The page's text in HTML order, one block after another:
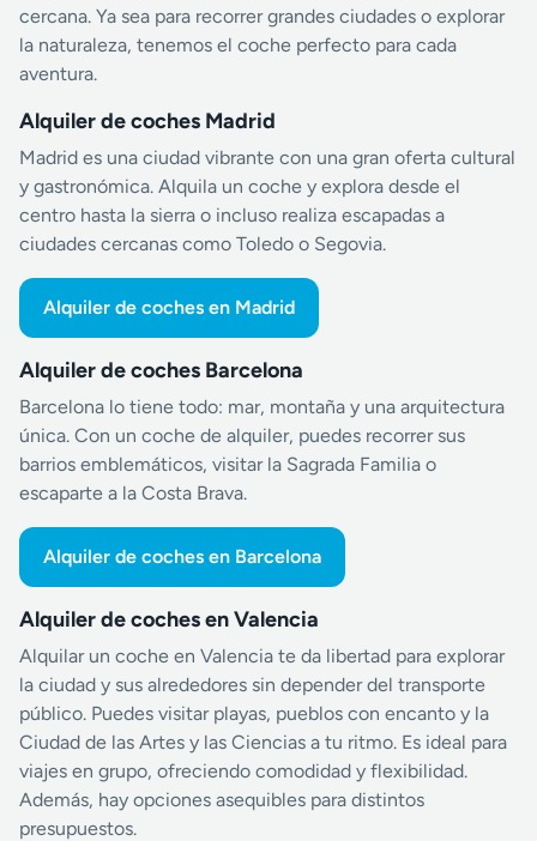
cercana. Ya sea para recorrer grandes ciudades o explorar
la naturaleza, tenemos el coche perfecto para cada
aventura.
Alquiler de coches Madrid
Madrid es una ciudad vibrante con una gran oferta cultural
y gastronómica. Alquila un coche y explora desde el
centro hasta la sierra o incluso realiza escapadas a
ciudades cercanas como Toledo o Segovia.
Alquiler de coches en Madrid
Alquiler de coches Barcelona
Barcelona lo tiene todo: mar, montaña y una arquitectura
única. Con un coche de alquiler, puedes recorrer sus
barrios emblemáticos, visitar la Sagrada Familia o
escaparte a la Costa Brava.
Alquiler de coches en Barcelona
Alquiler de coches en Valencia
Alquilar un coche en Valencia te da libertad para explorar
la ciudad y sus alrededores sin depender del transporte
público. Puedes visitar playas, pueblos con encanto y la
Ciudad de las Artes y las Ciencias a tu ritmo. Es ideal para
viajes en grupo, ofreciendo comodidad y flexibilidad.
Además, hay opciones asequibles para distintos
presupuestos.